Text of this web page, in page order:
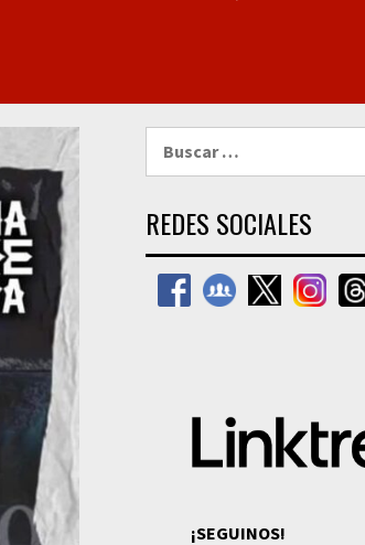
REDES SOCIALES
¡SEGUINOS!